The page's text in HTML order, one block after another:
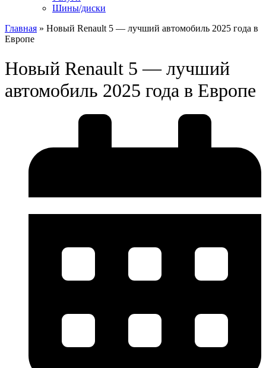
Шины/диски
Главная » Новый Renault 5 — лучший автомобиль 2025 года в
Европе
Новый Renault 5 — лучший
автомобиль 2025 года в Европе